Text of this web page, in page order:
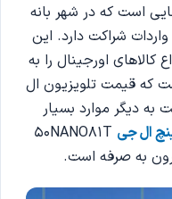
است که در شهر بانه
شراکت دارد. این
اورجینال را به
که قیمت تلویزیون ال
دیگر موارد بسیار
50NANO81T
به صرفه است.